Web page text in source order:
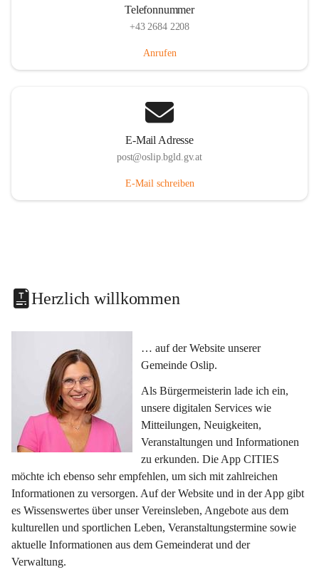
Telefonnummer
+43 2684 2208
Anrufen
E-Mail Adresse
post@oslip.bgld.gv.at
E-Mail schreiben
Herzlich willkommen
… auf der Website unserer
Gemeinde Oslip.
Als Bürgermeisterin lade ich ein,
unsere digitalen Services wie
Mitteilungen, Neuigkeiten,
Veranstaltungen und Informationen
zu erkunden. Die App CITIES
möchte ich ebenso sehr empfehlen, um sich mit zahlreichen
Informationen zu versorgen. Auf der Website und in der App gibt
es Wissenswertes über unser Vereinsleben, Angebote aus dem
kulturellen und sportlichen Leben, Veranstaltungstermine sowie
aktuelle Informationen aus dem Gemeinderat und der
Verwaltung.